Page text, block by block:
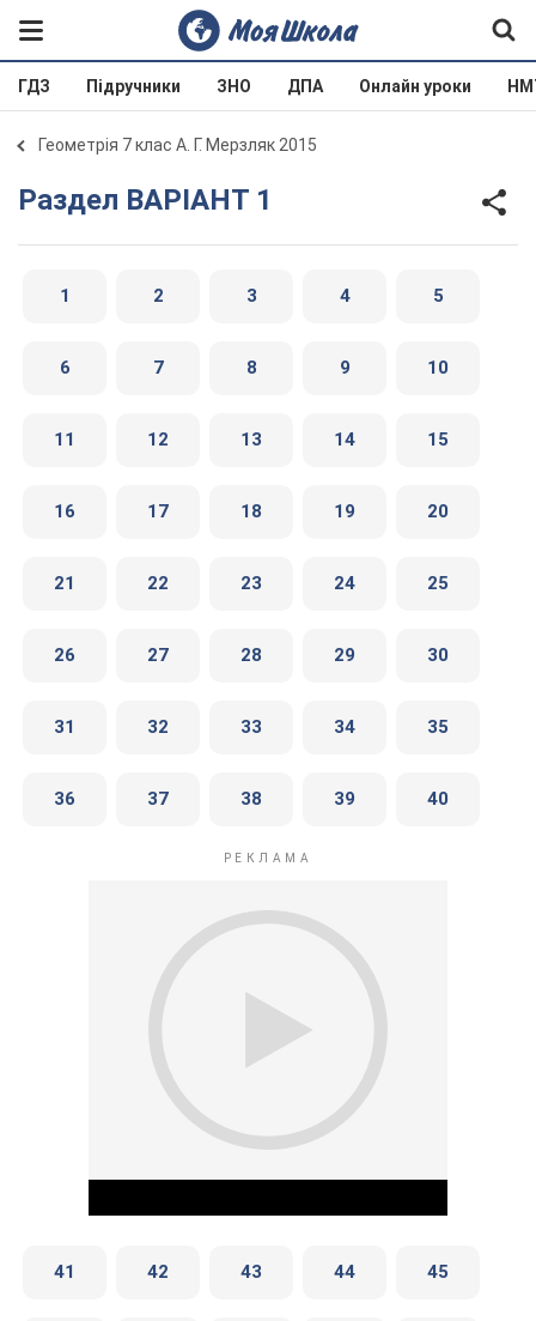
ГДЗ Підручники ЗНО ДПА Онлайн уроки
Геометрія 7 клас А. Г. Мерзляк 2015
Раздел ВАРІАНТ 1
1 2 3 4 5
6 7 8 9 10
11 12 13 14 15
16 17 18 19 20
21 22 23 24 25
26 27 28 29 30
31 32 33 34 35
36 37 38 39 40
41 42 43 44 45